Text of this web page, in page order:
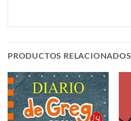
PRODUCTOS RELACIONADOS